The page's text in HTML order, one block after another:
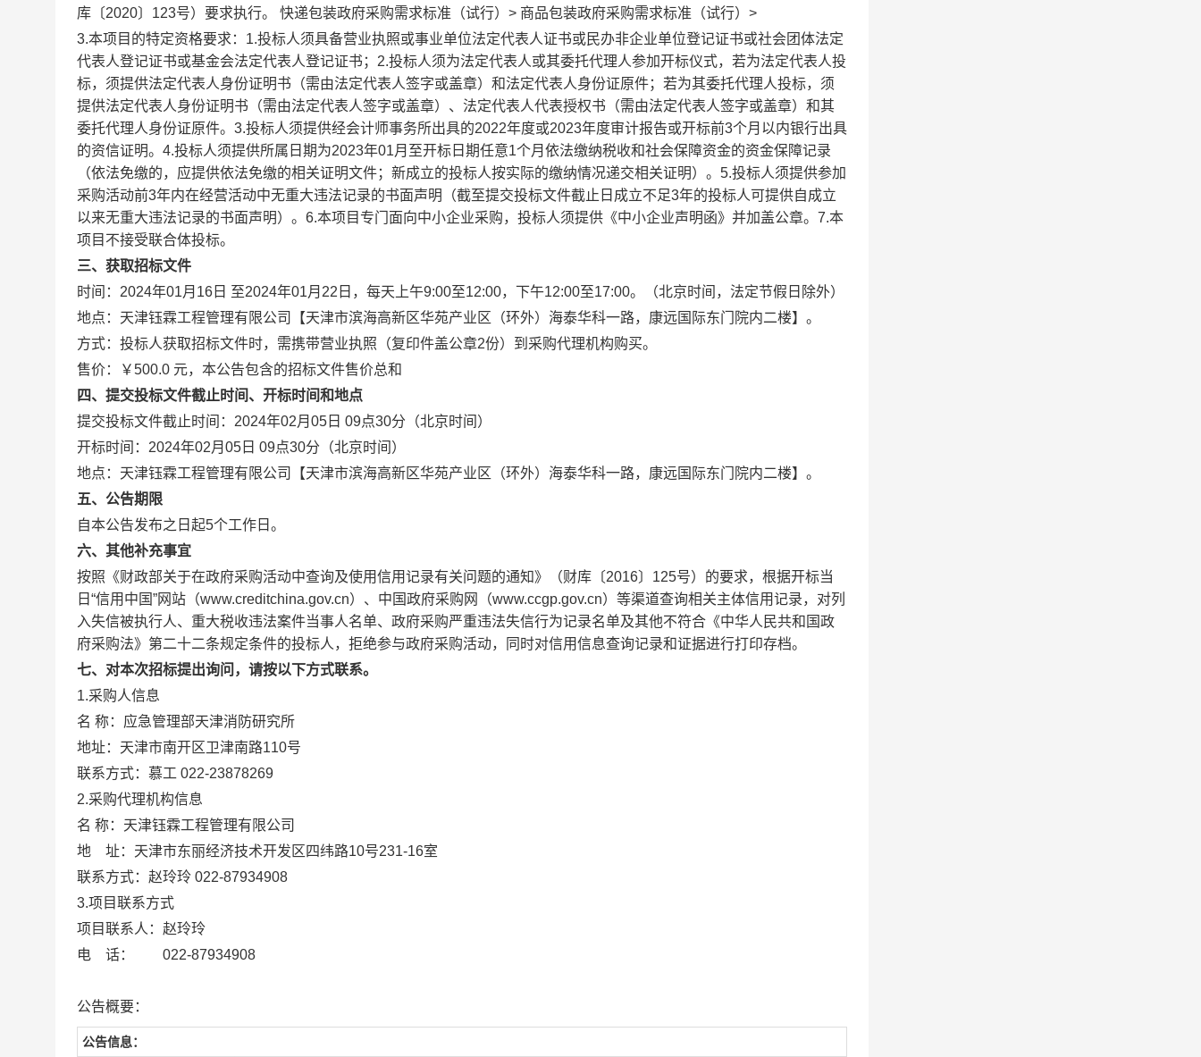
库〔2020〕123号）要求执行。 快递包装政府采购需求标准（试行）> 商品包装政府采购需求标准（试行）>
3.本项目的特定资格要求：1.投标人须具备营业执照或事业单位法定代表人证书或民办非企业单位登记证书或社会团体法定
代表人登记证书或基金会法定代表人登记证书；2.投标人须为法定代表人或其委托代理人参加开标仪式，若为法定代表人投
标，须提供法定代表人身份证明书（需由法定代表人签字或盖章）和法定代表人身份证原件；若为其委托代理人投标，须
提供法定代表人身份证明书（需由法定代表人签字或盖章）、法定代表人代表授权书（需由法定代表人签字或盖章）和其
委托代理人身份证原件。3.投标人须提供经会计师事务所出具的2022年度或2023年度审计报告或开标前3个月以内银行出具
的资信证明。4.投标人须提供所属日期为2023年01月至开标日期任意1个月依法缴纳税收和社会保障资金的资金保障记录
（依法免缴的，应提供依法免缴的相关证明文件；新成立的投标人按实际的缴纳情况递交相关证明）。5.投标人须提供参加
采购活动前3年内在经营活动中无重大违法记录的书面声明（截至提交投标文件截止日成立不足3年的投标人可提供自成立
以来无重大违法记录的书面声明）。6.本项目专门面向中小企业采购，投标人须提供《中小企业声明函》并加盖公章。7.本
项目不接受联合体投标。
三、获取招标文件
时间：2024年01月16日 至2024年01月22日，每天上午9:00至12:00，下午12:00至17:00。（北京时间，法定节假日除外）
地点：天津钰霖工程管理有限公司【天津市滨海高新区华苑产业区（环外）海泰华科一路，康远国际东门院内二楼】。
方式：投标人获取招标文件时，需携带营业执照（复印件盖公章2份）到采购代理机构购买。
售价：￥500.0 元，本公告包含的招标文件售价总和
四、提交投标文件截止时间、开标时间和地点
提交投标文件截止时间：2024年02月05日 09点30分（北京时间）
开标时间：2024年02月05日 09点30分（北京时间）
地点：天津钰霖工程管理有限公司【天津市滨海高新区华苑产业区（环外）海泰华科一路，康远国际东门院内二楼】。
五、公告期限
自本公告发布之日起5个工作日。
六、其他补充事宜
按照《财政部关于在政府采购活动中查询及使用信用记录有关问题的通知》（财库〔2016〕125号）的要求，根据开标当
日“信用中国”网站（www.creditchina.gov.cn）、中国政府采购网（www.ccgp.gov.cn）等渠道查询相关主体信用记录，对列
入失信被执行人、重大税收违法案件当事人名单、政府采购严重违法失信行为记录名单及其他不符合《中华人民共和国政
府采购法》第二十二条规定条件的投标人，拒绝参与政府采购活动，同时对信用信息查询记录和证据进行打印存档。
七、对本次招标提出询问，请按以下方式联系。
1.采购人信息
名 称：应急管理部天津消防研究所
地址：天津市南开区卫津南路110号
联系方式：慕工 022-23878269
2.采购代理机构信息
名 称：天津钰霖工程管理有限公司
地 址：天津市东丽经济技术开发区四纬路10号231-16室
联系方式：赵玲玲 022-87934908
3.项目联系方式
项目联系人：赵玲玲
电 话： 022-87934908
公告概要：
公告信息：